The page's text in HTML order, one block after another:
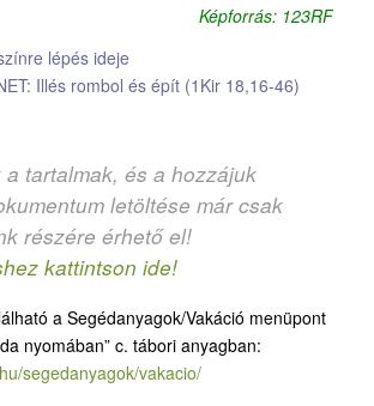
Képforrás: 123RF
lépés ideje
Illés rombol és épít (1Kir 18,16-46)
a tartalmak, és a hozzájuk
letöltése már csak
részére érhető el!
kattintson ide!
a Segédanyagok/Vakáció menüpont
nyomában” c. tábori anyagban:
segedanyagok/vakacio/